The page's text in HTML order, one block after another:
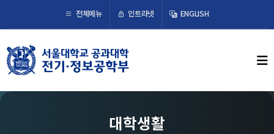
전체메뉴 인트라넷 ENGLISH ×
학부뉴스
뉴스
대학생활